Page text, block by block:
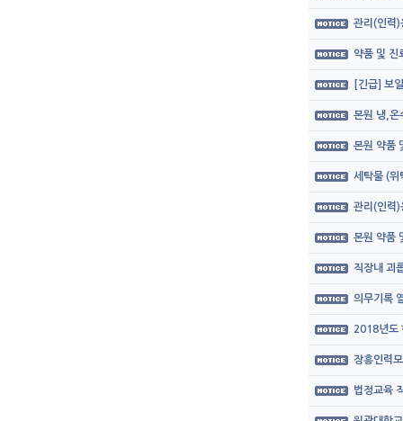
관리(인력)
약품 및 진
[긴급] 보
본원 냉,온
본원 약품
세탁물 (위
관리(인력)
본원 약품
직장내 괴
의무기록
2018년도
장흥인력
법정교육